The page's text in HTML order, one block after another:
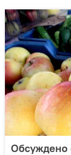
Обсуждено